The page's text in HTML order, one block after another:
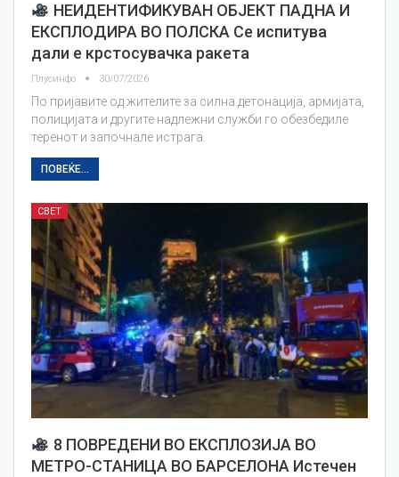
НЕИДЕНТИФИКУВАН ОБЈЕКТ ПАДНА И
ЕКСПЛОДИРА ВО ПОЛСКА Се испитува
дали е крстосувачка ракета
Плусинфо 30/07/2026
По пријавите од жителите за силна детонација, армијата,
полицијата и другите надлежни служби го обезбедиле
теренот и започнале истрага.
ПОВЕЌЕ...
СВЕТ
8 ПОВРЕДЕНИ ВО ЕКСПЛОЗИЈА ВО
МЕТРО-СТАНИЦА ВО БАРСЕЛОНА Истечен